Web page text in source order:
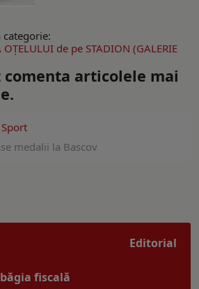
de pe STADION (GALERIE
comenta articolele mai
Sport
medalii la Bascov
Editorial
fiscală